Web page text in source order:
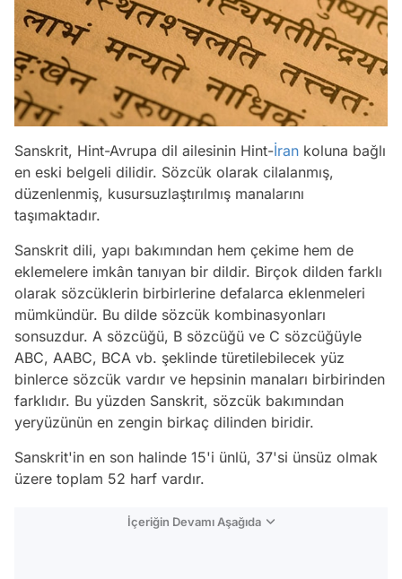
Sanskrit, Hint-Avrupa dil ailesinin Hint-İran koluna bağlı
en eski belgeli dilidir. Sözcük olarak cilalanmış,
düzenlenmiş, kusursuzlaştırılmış manalarını
taşımaktadır.
Sanskrit dili, yapı bakımından hem çekime hem de
eklemelere imkân tanıyan bir dildir. Birçok dilden farklı
olarak sözcüklerin birbirlerine defalarca eklenmeleri
mümkündür. Bu dilde sözcük kombinasyonları
sonsuzdur. A sözcüğü, B sözcüğü ve C sözcüğüyle
ABC, AABC, BCA vb. şeklinde türetilebilecek yüz
binlerce sözcük vardır ve hepsinin manaları birbirinden
farklıdır. Bu yüzden Sanskrit, sözcük bakımından
yeryüzünün en zengin birkaç dilinden biridir.
Sanskrit'in en son halinde 15'i ünlü, 37'si ünsüz olmak
üzere toplam 52 harf vardır.
İçeriğin Devamı Aşağıda